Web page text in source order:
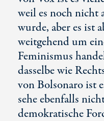
weil es noch nicht
wurde, aber es ist
weitgehend um
Feminismus
dasselbe wie
von Bolsonaro ist
sehe ebenfalls
demokratische